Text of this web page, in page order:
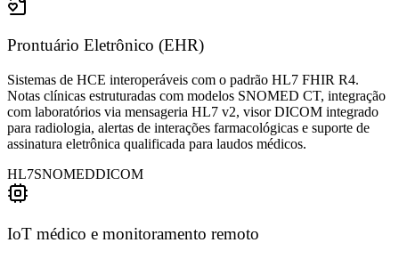
Prontuário Eletrônico (EHR)
Sistemas de HCE interoperáveis com o padrão HL7 FHIR R4.
Notas clínicas estruturadas com modelos SNOMED CT, integração
com laboratórios via mensageria HL7 v2, visor DICOM integrado
para radiologia, alertas de interações farmacológicas e suporte de
assinatura eletrônica qualificada para laudos médicos.
HL7SNOMEDDICOM
IoT médico e monitoramento remoto